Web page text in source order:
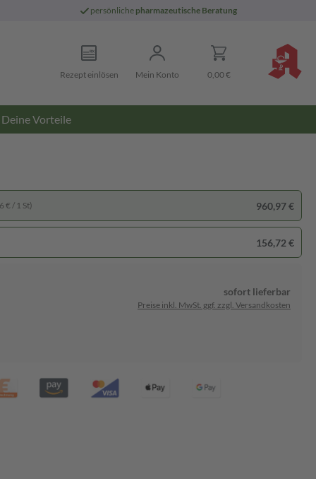
persönliche pharmazeutische Beratung
Rezept einlösen Mein Konto 0,00 €
Deine Vorteile
€ / 1 St) 960,97 €
156,72 €
sofort lieferbar
Preise inkl. MwSt. ggf. zzgl. Versandkosten